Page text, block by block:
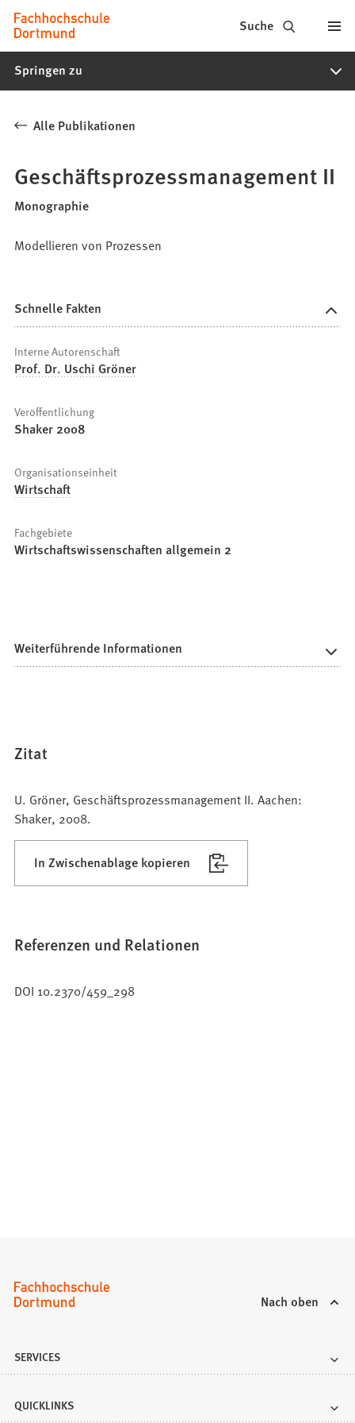
Inhalt anspringen
Fachhochschule
Dortmund
-
Studiengänge,
Bewerbung
Suche
Springen zu
Alle Publikationen
Geschäftsprozessmanagement II
Monographie
Modellieren von Prozessen
Schnelle Fakten
Interne Autorenschaft
Prof. Dr. Uschi Gröner
Veröffentlichung
Shaker 2008
Organisationseinheit
Wirtschaft
Fachgebiete
Wirtschaftswissenschaften allgemein 2
Weiterführende Informationen
Zitat
U. Gröner, Geschäftsprozessmanagement II. Aachen:
Shaker, 2008.
In Zwischenablage kopieren
Referenzen und Relationen
DOI 10.2370/459_298
Nach oben
SERVICES
QUICKLINKS